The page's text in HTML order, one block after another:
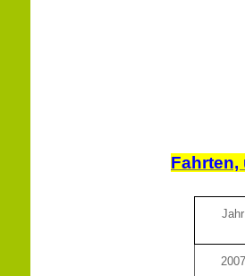
Fahrten,
Jahr
2007